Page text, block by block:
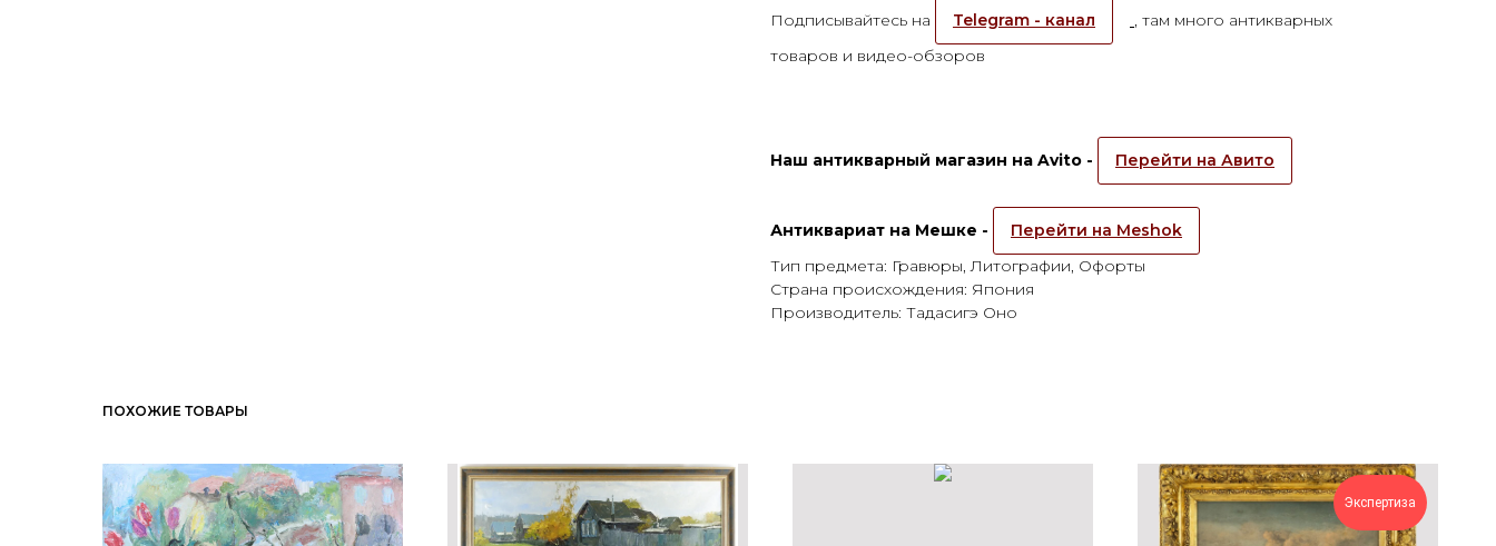
Подписывайтесь на Telegram - канал
, там много антикварных
товаров и видео-обзоров
Наш антикварный магазин на Avito - Перейти на Авито
Антиквариат на Мешке -
Перейти на Meshok
Тип предмета: Гравюры, Литографии, Офорты
Страна происхождения: Япония
Производитель: Тадасигэ Оно
ПОХОЖИЕ ТОВАРЫ
Экспертиза